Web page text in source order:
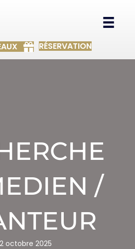
RÉSERVATION
/
octobre 2025